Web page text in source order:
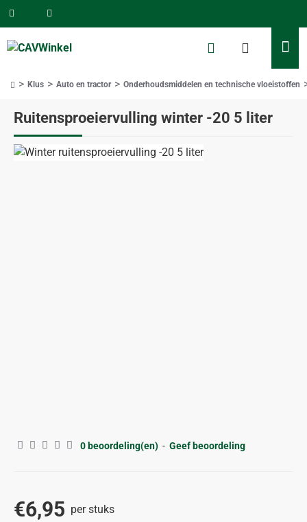
Ruitensproeiervulling winter -20 5 liter
Klus Auto en tractor Onderhoudsmiddelen en technische vloeistoffen
0 beoordeling(en) - Geef beoordeling
€6,95 per stuks